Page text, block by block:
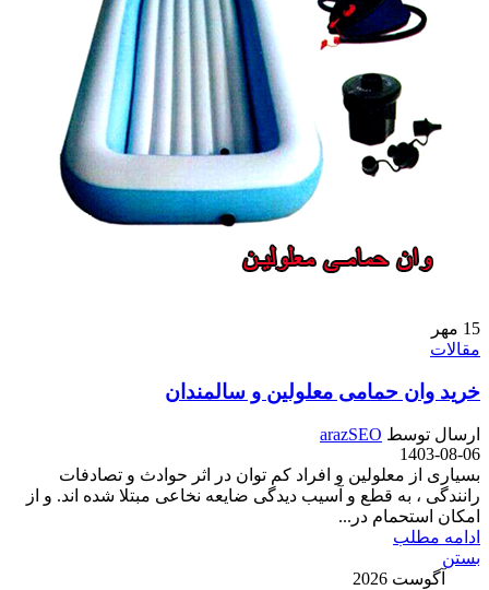
15 مهر
مقالات
خرید وان حمامی معلولین و سالمندان
ارسال توسط arazSEO
1403-08-06
بسیاری از معلولین و افراد کم توان در اثر حوادث و تصادفات
رانندگی ، به قطع و آسیب دیدگی ضایعه نخاعی مبتلا شده اند. و از
امکان استحمام در...
ادامه مطلب
بستن
آگوست 2026